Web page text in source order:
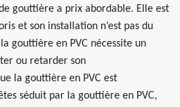
gouttière a prix abordable. Elle est
et son installation n’est pas du
gouttière en PVC nécessite un
ou retarder son
la gouttière en PVC est
séduit par la gouttière en PVC,